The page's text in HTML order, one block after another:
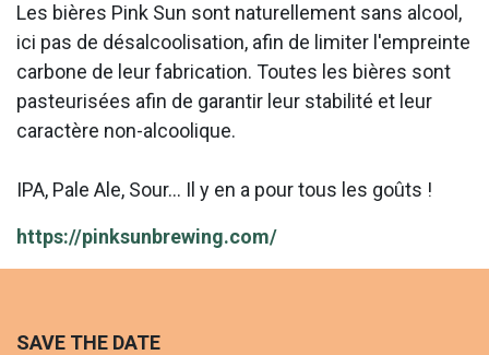
Les bières Pink Sun sont naturellement sans alcool,
ici pas de désalcoolisation, afin de limiter l'empreinte
carbone de leur fabrication. Toutes les bières sont
pasteurisées afin de garantir leur stabilité et leur
caractère non-alcoolique.
IPA, Pale Ale, Sour... Il y en a pour tous les goûts !
https://pinksunbrewing.com/
SAVE THE DATE